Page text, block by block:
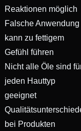
Reaktionen möglich
Falsche Anwendung
kann zu fettigem
Gefühl führen
Nicht alle Öle sind
jeden Hauttyp
geeignet
bei Produkten